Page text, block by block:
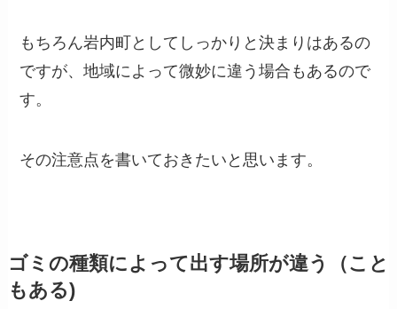
もちろん岩内町としてしっかりと決まりはあるの
ですが、地域によって微妙に違う場合もあるので
す。
その注意点を書いておきたいと思います。
ゴミの種類によって出す場所が違う（こと
もある)